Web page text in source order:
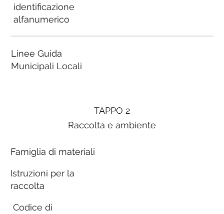
identificazione
alfanumerico
Linee Guida
Municipali Locali
TAPPO 2
Raccolta e ambiente
Famiglia di materiali
Istruzioni per la
raccolta
Codice di